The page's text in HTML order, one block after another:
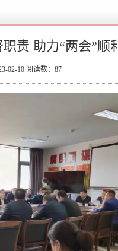
责 助力“两会”顺
02-10 阅读数： 87